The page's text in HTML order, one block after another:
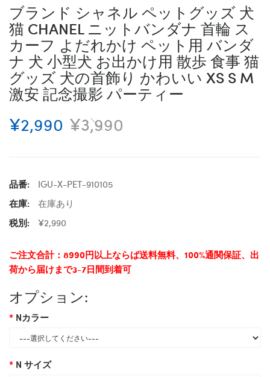
ブランド シャネル ペットグッズ 犬
猫 CHANEL ニットバンダナ 首輪 ス
カーフ よだれかけ ペット用 バンダ
ナ 犬 小型犬 お出かけ用 散歩 食事 猫
グッズ 犬の首飾り かわいい XS S M
激安 記念撮影 パーティー
¥2,990 ¥3,990
品番:
IGU-X-PET-910105
在庫:
在庫あり
税別:
¥2,990
ご注文合計：8990円以上ならば送料無料、100%通関保証、出
荷から届けまで3-7日間到着可
オプション:
Nカラー
N サイズ